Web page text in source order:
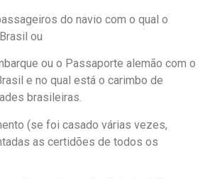
do navio com o qual o
ou
ou o Passaporte alemão com o
e no qual está o carimbo de
brasileiras.
(se foi casado várias vezes,
as certidões de todos os